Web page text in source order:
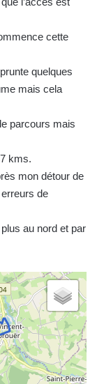
cette
quelques
mais cela
parcours mais
kms.
mon détour de
de
au nord et par